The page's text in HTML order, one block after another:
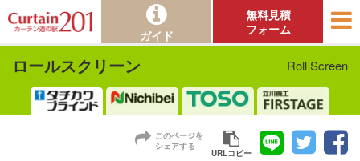
ガイド
無料見積
フォーム
ロールスクリーン Roll Screen
このページを
シェアする
URLコピー